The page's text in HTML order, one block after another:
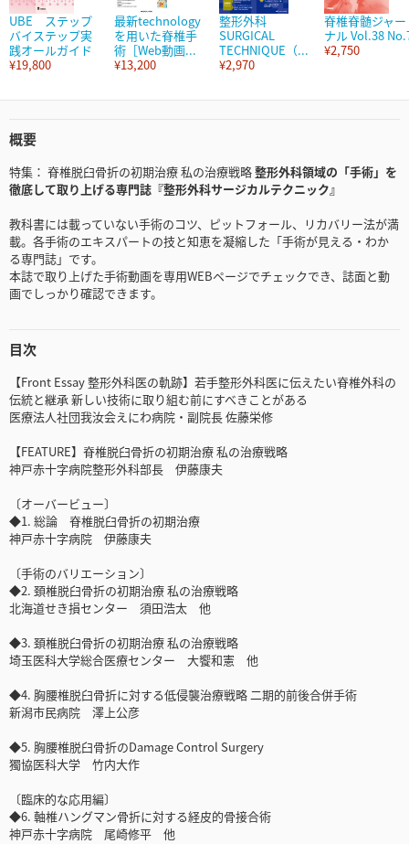
UBE ステップ
バイステップ実
践オールガイド
¥19,800
最新technology
を用いた脊椎手
術［Web動画...
¥13,200
整形外科
SURGICAL
TECHNIQUE（...
¥2,970
脊椎脊髄ジャー
ナル Vol.38
¥2,750
概要
特集： 脊椎脱臼骨折の初期治療 私の治療戦略整形外科領域の「手術」を
徹底して取り上げる専門誌『整形外科サージカルテクニック』
教科書には載っていない手術のコツ、ピットフォール、リカバリー法が満
載。各手術のエキスパートの技と知恵を凝縮した「手術が見える・わか
る専門誌」です。
本誌で取り上げた手術動画を専用WEBページでチェックでき、誌面と動
画でしっかり確認できます。
目次
【Front Essay 整形外科医の軌跡】若手整形外科医に伝えたい脊椎外科の
伝統と継承 新しい技術に取り組む前にすべきことがある
医療法人社団我汝会えにわ病院・副院長 佐藤栄修
【FEATURE】脊椎脱臼骨折の初期治療 私の治療戦略
神戸赤十字病院整形外科部長 伊藤康夫
〔オーバービュー〕
◆1. 総論 脊椎脱臼骨折の初期治療
神戸赤十字病院 伊藤康夫
〔手術のバリエーション〕
◆2. 頚椎脱臼骨折の初期治療 私の治療戦略
北海道せき損センター 須田浩太 他
◆3. 頚椎脱臼骨折の初期治療 私の治療戦略
埼玉医科大学総合医療センター 大饗和憲 他
◆4. 胸腰椎脱臼骨折に対する低侵襲治療戦略 二期的前後合併手術
新潟市民病院 澤上公彦
◆5. 胸腰椎脱臼骨折のDamage Control Surgery
獨協医科大学 竹内大作
〔臨床的な応用編〕
◆6. 軸椎ハングマン骨折に対する経皮的骨接合術
神戸赤十字病院 尾崎修平 他